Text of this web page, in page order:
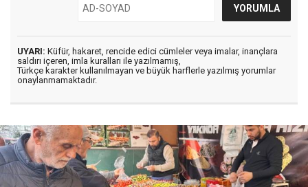
UYARI: Küfür, hakaret, rencide edici cümleler veya imalar, inançlara
saldırı içeren, imla kuralları ile yazılmamış,
Türkçe karakter kullanılmayan ve büyük harflerle yazılmış yorumlar
onaylanmamaktadır.